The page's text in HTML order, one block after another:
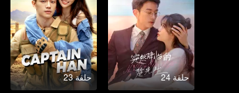
حلقة 24 حلقة 23